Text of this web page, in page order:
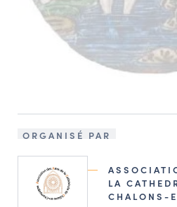
ORGANISÉ PAR
LA
CHALONS-